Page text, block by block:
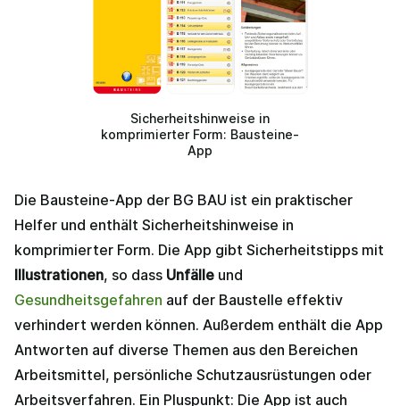
Sicherheitshinweise in
komprimierter Form: Bausteine-
App
Die Bausteine-App der BG BAU ist ein praktischer
Helfer und enthält Sicherheitshinweise in
komprimierter Form. Die App gibt Sicherheitstipps mit
Illustrationen, so dass Unfälle und
Gesundheitsgefahren auf der Baustelle effektiv
verhindert werden können. Außerdem enthält die App
Antworten auf diverse Themen aus den Bereichen
Arbeitsmittel, persönliche Schutzausrüstungen oder
Arbeitsverfahren. Ein Pluspunkt: Die App ist auch